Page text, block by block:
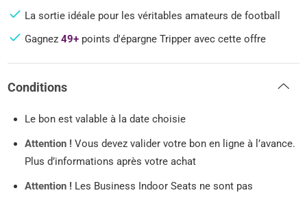
La sortie idéale pour les véritables amateurs de football
Gagnez49+ points d'épargne Tripper avec cette offre
Conditions
Le bon est valable à la date choisie
Attention !Vous devez valider votre bon en ligne à l’avance.
Plus d’informations après votre achat
Attention ! Les Business Indoor Seats ne sont pas